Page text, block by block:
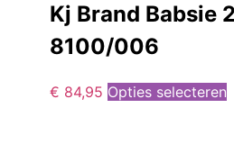
Kj Brand Babsie
8100/006
€ 84,95 Opties selecteren